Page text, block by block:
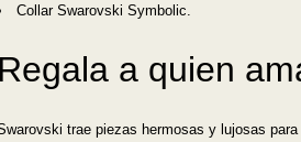
Collar Swarovski Symbolic.
Regala a quien
trae piezas hermosas y lujosas